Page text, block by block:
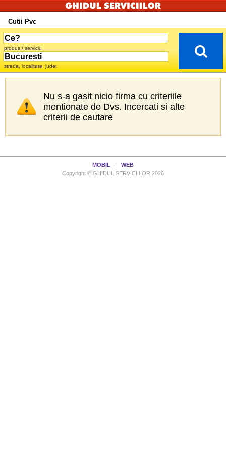
Cutii Pvc
produs / serviciu
strada, localitate, judet
Nu s-a gasit nicio firma cu criteriile
mentionate de Dvs. Incercati si alte
criterii de cautare
MOBIL
WEB
Copyright © GHIDUL SERVICIILOR 2026